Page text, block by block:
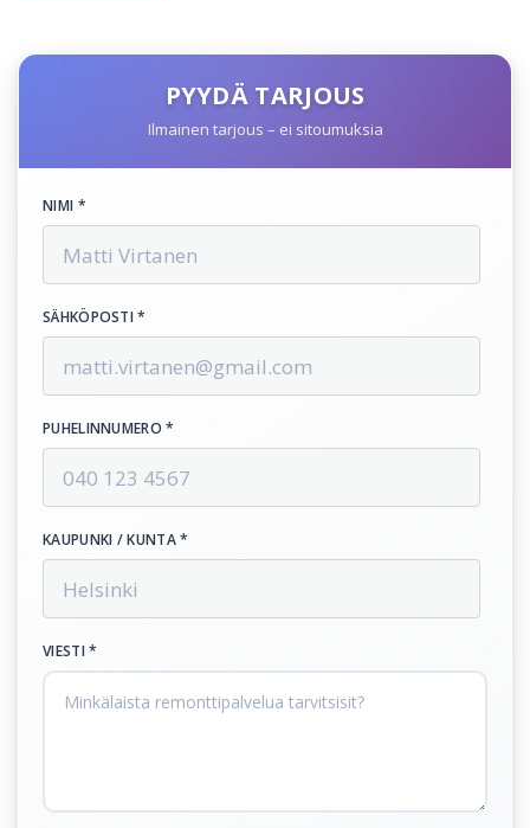
PYYDÄ TARJOUS
Ilmainen tarjous – ei sitoumuksia
NIMI *
SÄHKÖPOSTI *
PUHELINNUMERO *
KAUPUNKI / KUNTA *
VIESTI *